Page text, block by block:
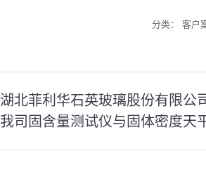
分类： 客户
上
湖北菲利华石英玻璃股份有限公
我司固含量测试仪与固体密度天